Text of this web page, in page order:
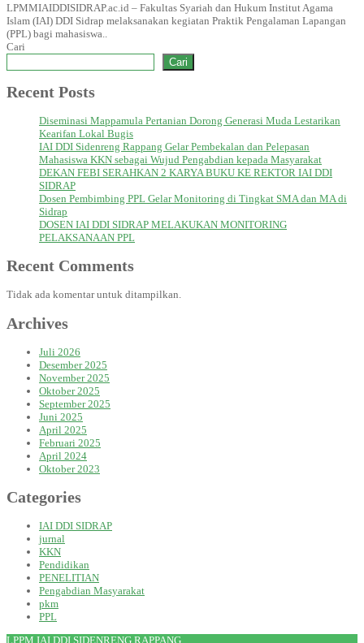
LPMMIAIDDISIDRAP.ac.id – Fakultas Syariah dan Hukum Institut Agama
Islam (IAI) DDI Sidrap melaksanakan kegiatan Praktik Pengalaman Lapangan
(PPL) bagi mahasiswa..
Cari
Cari
Recent Posts
Diseminasi Mappamula Pertanian Dorong Generasi Muda Lestarikan
Kearifan Lokal Bugis
IAI DDI Sidenreng Rappang Gelar Pembekalan dan Pelepasan
Mahasiswa KKN sebagai Wujud Pengabdian kepada Masyarakat
DEKAN FEBI SERAHKAN 2 KARYA BUKU KE REKTOR IAI DDI
SIDRAP
Dosen Pembimbing PPL Gelar Monitoring di Tingkat SMA dan MA di
Sidrap
DOSEN IAI DDI SIDRAP MELAKUKAN MONITORING
PELAKSANAAN PPL
Recent Comments
Tidak ada komentar untuk ditampilkan.
Archives
Juli 2026
Desember 2025
November 2025
Oktober 2025
September 2025
Juni 2025
April 2025
Februari 2025
April 2024
Oktober 2023
Categories
IAI DDI SIDRAP
jurnal
KKN
Pendidikan
PENELITIAN
Pengabdian Masyarakat
pkm
PPL
LPPM IAI DDI SIDENRENG RAPPANG